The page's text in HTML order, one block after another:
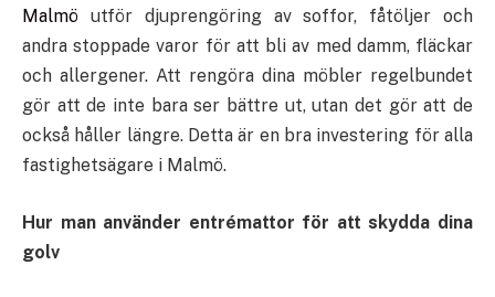
Malmö utför djuprengöring av soffor, fåtöljer och
andra stoppade varor för att bli av med damm, fläckar
och allergener. Att rengöra dina möbler regelbundet
gör att de inte bara ser bättre ut, utan det gör att de
också håller längre. Detta är en bra investering för alla
fastighetsägare i Malmö.
Hur man använder entrémattor för att skydda dina
golv